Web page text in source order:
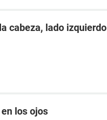
cabeza, lado izquierdo
los ojos